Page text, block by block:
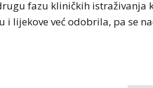
fazu kliničkih istraživanja
i lijekove već odobrila, pa se